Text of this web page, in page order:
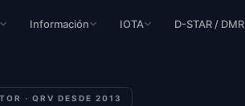
Información IOTA D-STAR / DMR
· QRV DESDE 2013